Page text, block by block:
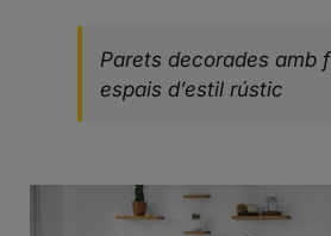
Parets decorades amb
espais d’estil rústic